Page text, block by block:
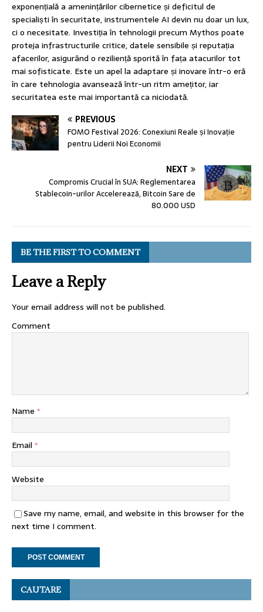
exponențială a amenințărilor cibernetice și deficitul de
specialiști în securitate, instrumentele AI devin nu doar un lux,
ci o necesitate. Investiția în tehnologii precum Mythos poate
proteja infrastructurile critice, datele sensibile și reputația
afacerilor, asigurând o reziliență sporită în fața atacurilor tot
mai sofisticate. Este un apel la adaptare și inovare într-o eră
în care tehnologia avansează într-un ritm amețitor, iar
securitatea este mai importantă ca niciodată.
PREVIOUS
FOMO Festival 2026: Conexiuni Reale și Inovație
pentru Liderii Noi Economii
NEXT
Compromis Crucial în SUA: Reglementarea
Stablecoin-urilor Accelerează, Bitcoin Sare de
80.000 USD
BE THE FIRST TO COMMENT
Leave a Reply
Your email address will not be published.
Comment
Name *
Email *
Website
Save my name, email, and website in this browser for the
next time I comment.
CAUTARE